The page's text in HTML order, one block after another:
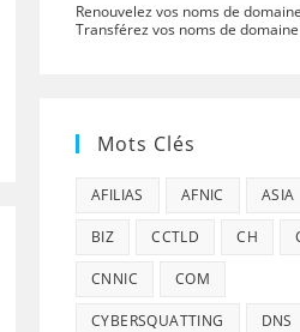
Renouvelez vos noms de domaine
Transférez vos noms de domaine
Mots Clés
AFILIAS AFNIC ASIA
BIZ CCTLD CH
CNNIC COM
CYBERSQUATTING DNS